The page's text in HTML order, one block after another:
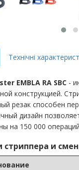
Технічні
EMBLA RA SBC-
конструкцией.
резак способен
дизайн
на 150 000
и